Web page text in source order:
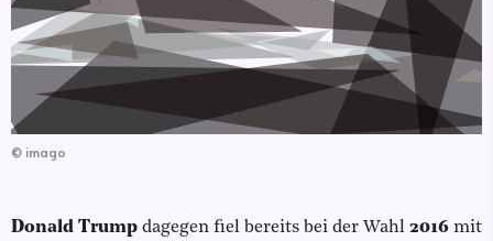
© imago
Donald Trump dagegen fiel bereits bei der Wahl 2016 mit